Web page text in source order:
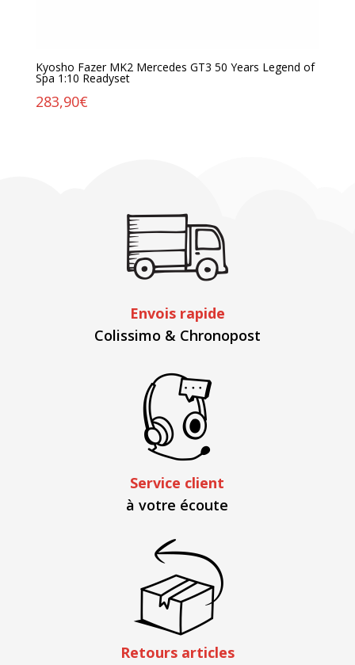
Kyosho Fazer MK2 Mercedes GT3 50 Years Legend of
Spa 1:10 Readyset
283,90€
Envois rapide
Colissimo & Chronopost
Service client
à votre écoute
Retours articles